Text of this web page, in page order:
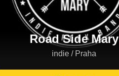
Road Side Mary
indie / Praha